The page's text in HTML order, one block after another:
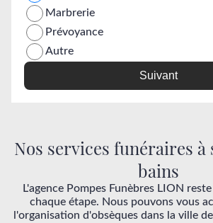
Marbrerie
Prévoyance
Autre
Suivant
Nos services funéraires à
bains
L'agence Pompes Funèbres LION
chaque étape. Nous pouvons vous
l'organisation d'obsèques dans la ville